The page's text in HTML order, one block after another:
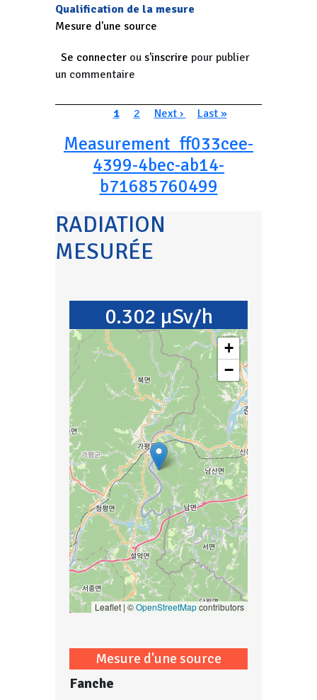
Qualification de la mesure
Mesure d'une source
Se connecter ou s'inscrire pour publier
un commentaire
PaginationPage courante
1 Page
2 Page suivante
Next › Dernière page
Last »
Measurement_ff033cee-
4399-4bec-ab14-
b71685760499
RADIATION
MESURÉE
0.302 µSv/h
+
−
Leaflet | ©OpenStreetMapcontributors
Mesure d'une source
Fanche